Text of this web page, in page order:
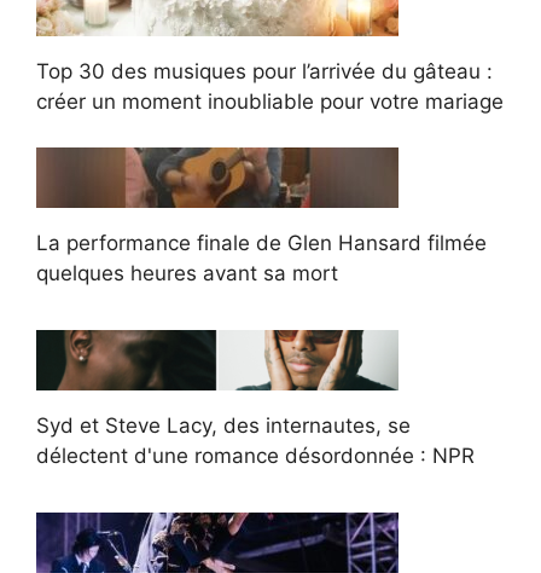
Top 30 des musiques pour l’arrivée du gâteau :
créer un moment inoubliable pour votre mariage
La performance finale de Glen Hansard filmée
quelques heures avant sa mort
Syd et Steve Lacy, des internautes, se
délectent d'une romance désordonnée : NPR